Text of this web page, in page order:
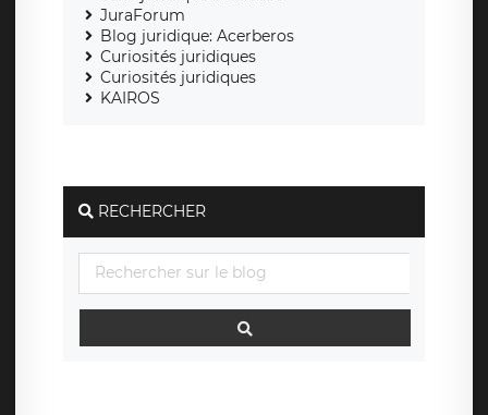
JuraForum
Blog juridique: Acerberos
Curiosités juridiques
Curiosités juridiques
KAIROS
RECHERCHER